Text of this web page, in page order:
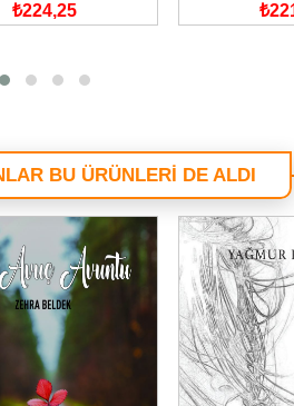
₺224,25
BU ÜRÜNLERİ DE ALDI